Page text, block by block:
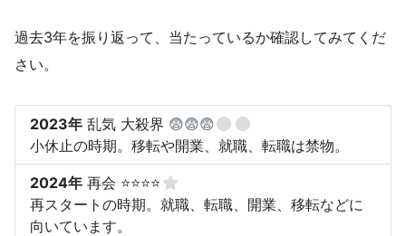
過去3年を振り返って、当たっているか確認してみてくだ
さい。
2023年 乱気 大殺界 😨😨😨
小休止の時期。移転や開業、就職、転職は禁物。
2024年 再会 ⭐⭐⭐⭐
再スタートの時期。就職、転職、開業、移転などに
向いています。